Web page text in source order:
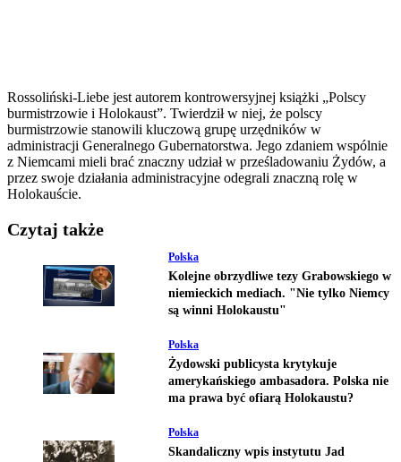
Rossoliński-Liebe jest autorem kontrowersyjnej książki „Polscy
burmistrzowie i Holokaust”. Twierdził w niej, że polscy
burmistrzowie stanowili kluczową grupę urzędników w
administracji Generalnego Gubernatorstwa. Jego zdaniem wspólnie
z Niemcami mieli brać znaczny udział w prześladowaniu Żydów, a
przez swoje działania administracyjne odegrali znaczną rolę w
Holokauście.
Czytaj także
Polska
Kolejne obrzydliwe tezy Grabowskiego w
niemieckich mediach. "Nie tylko Niemcy
są winni Holokaustu"
Polska
Żydowski publicysta krytykuje
amerykańskiego ambasadora. Polska nie
ma prawa być ofiarą Holokaustu?
Polska
Skandaliczny wpis instytutu Jad